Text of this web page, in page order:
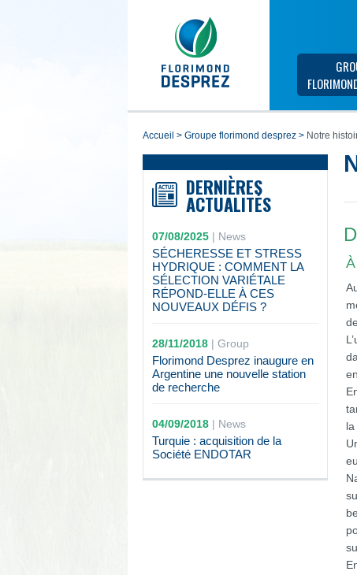
accueil > groupe florimond desprez > Notre
DERNIÈRES
ACTUALITÉS
07/08/2025| News
SÉCHERESSE ET STRESS
HYDRIQUE : COMMENT LA
SÉLECTION VARIÉTALE
RÉPOND-ELLE À CES
NOUVEAUX DÉFIS ?
28/11/2018| Group
Florimond Desprez inaugure en
Argentine une nouvelle station
de recherche
04/09/2018| News
Turquie : acquisition de la
Société ENDOTAR